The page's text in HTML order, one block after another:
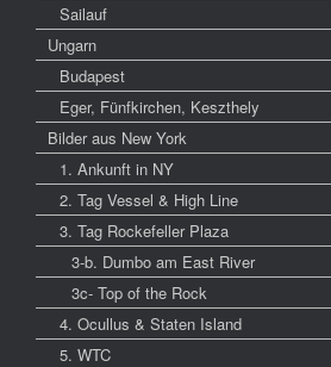
Sailauf
Ungarn
Budapest
Eger, Fünfkirchen, Keszthely
Bilder aus New York
1. Ankunft in NY
2. Tag Vessel & High Line
3. Tag Rockefeller Plaza
3-b. Dumbo am East River
3c- Top of the Rock
4. Ocullus & Staten Island
5. WTC